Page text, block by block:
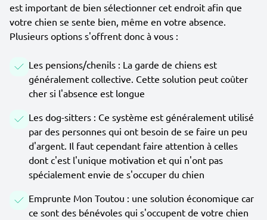
est important de bien sélectionner cet endroit afin que
votre chien se sente bien, même en votre absence.
Plusieurs options s'offrent donc à vous :
Les pensions/chenils : La garde de chiens est
généralement collective. Cette solution peut coûter
cher si l'absence est longue
Les dog-sitters : Ce système est généralement utilisé
par des personnes qui ont besoin de se faire un peu
d'argent. Il faut cependant faire attention à celles
dont c'est l'unique motivation et qui n'ont pas
spécialement envie de s'occuper du chien
Emprunte Mon Toutou : une solution économique car
ce sont des bénévoles qui s'occupent de votre chien